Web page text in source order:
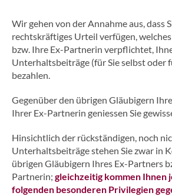
Wir gehen von der Annahme aus, dass
rechtskräftiges Urteil verfügen,
bzw. Ihre Ex-Partnerin verpflichtet,
Unterhaltsbeiträge (für Sie selbst oder
bezahlen.
Gegenüber den übrigen Gläubigern
Ihrer Ex-Partnerin geniessen Sie
Hinsichtlich der rückständigen, noch
Unterhaltsbeiträge stehen Sie zwar in
übrigen Gläubigern Ihres Ex-Partners
Partnerin; gleichzeitig kommen Ihnen
folgenden besonderen Privilegien